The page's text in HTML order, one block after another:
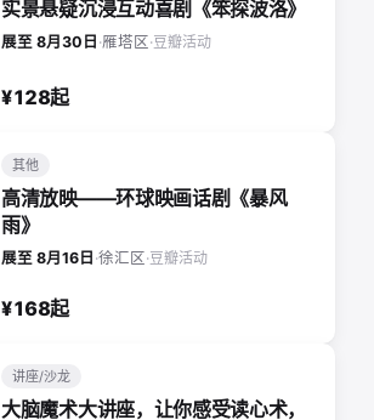
实景悬疑沉浸互动喜剧《笨探波洛》
展至 8月30日 ·雁塔区·豆瓣活动
¥128起
其他
高清放映——环球映画话剧《暴风
雨》
展至 8月16日 ·徐汇区·豆瓣活动
¥168起
讲座/沙龙
大脑魔术大讲座，让你感受读心术，